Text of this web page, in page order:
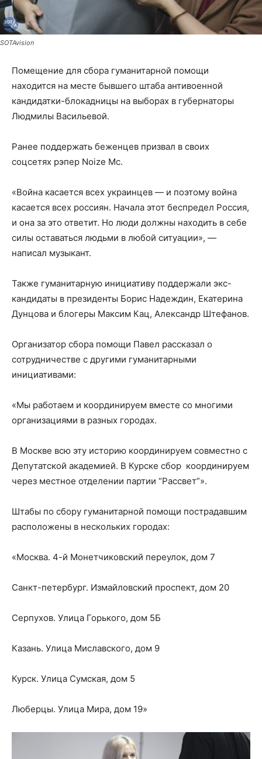
SOTAvision
Помещение для сбора гуманитарной помощи
находится на месте бывшего штаба антивоенной
кандидатки-блокадницы на выборах в губернаторы
Людмилы Васильевой.
Ранее поддержать беженцев призвал в своих
соцсетях рэпер Noize Mc.
«Война касается всех украинцев — и поэтому война
касается всех россиян. Начала этот беспредел Россия,
и она за это ответит. Но люди должны находить в себе
силы оставаться людьми в любой ситуации», —
написал музыкант.
Также гуманитарную инициативу поддержали экс-
кандидаты в президенты Борис Надеждин, Екатерина
Дунцова и блогеры Максим Кац, Александр Штефанов.
Организатор сбора помощи Павел рассказал о
сотрудничестве с другими гуманитарными
инициативами:
«Мы работаем и координируем вместе со многими
организациями в разных городах.
В Москве всю эту историю координируем совместно с
Депутатской академией. В Курске сбор координируем
через местное отделении партии “Рассвет”».
Штабы по сбору гуманитарной помощи пострадавшим
расположены в нескольких городах:
«Москва. 4-й Монетчиковский переулок, дом 7
Санкт-петербург. Измайловский проспект, дом 20
Серпухов. Улица Горького, дом 5Б
Казань. Улица Миславского, дом 9
Курск. Улица Сумская, дом 5
Люберцы. Улица Мира, дом 19»